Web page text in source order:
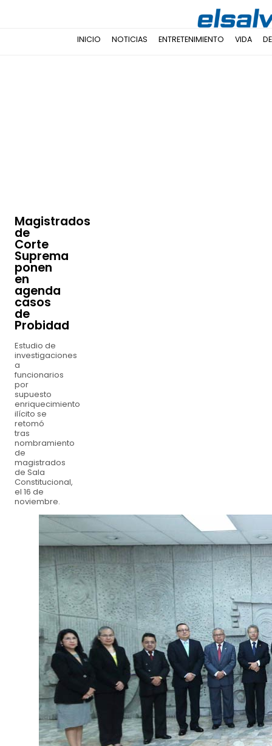
INICIO NOTICIAS ENTRETENIMIENTO VIDA
Magistrados
de
Corte
Suprema
ponen
en
agenda
casos
de
Probidad
Estudio de
investigaciones
a
funcionarios
por
supuesto
enriquecimiento
ilícito se
retomó
tras
nombramiento
de
magistrados
de Sala
Constitucional,
el 16 de
noviembre.